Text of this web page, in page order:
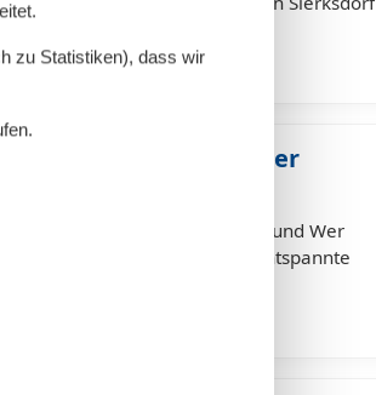
Eine Ferienwohnung…
mit Hund – Urlaub an der
Ferienhaus in Sierksdorf mit Hund Wer
auf Komfort, Natur und entspannte
zu Statistiken), dass wir